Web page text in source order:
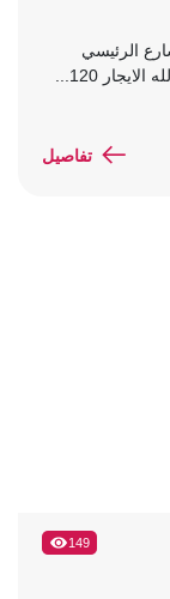
الرئيسي
تفاصيل
149